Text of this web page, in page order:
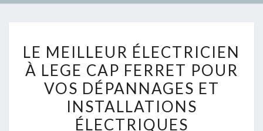
MEILLEUR
ÉLECTRICIEN
À
LEGE
CAP
LE MEILLEUR ÉLECTRICIEN
À LEGE CAP FERRET POUR
VOS DÉPANNAGES ET
INSTALLATIONS
ÉLECTRIQUES